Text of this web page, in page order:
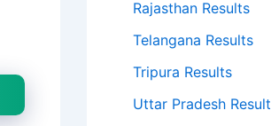
Rajasthan Results
Telangana Results
Tripura Results
Uttar Pradesh Result